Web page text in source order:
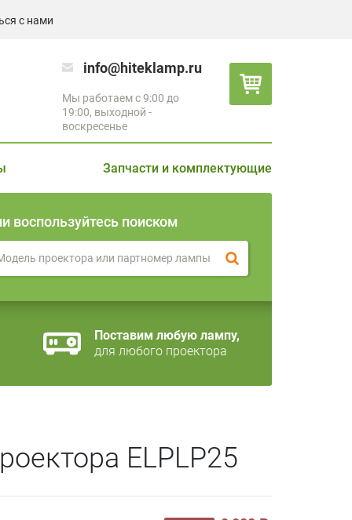
с нами
info@hiteklamp.ru
Мы работаем с 9:00 до
19:00, выходной -
воскресенье
Запчасти и комплектующие
воспользуйтесь поиском
Поставим любую лампу,
для любого проектора
ELPLP25